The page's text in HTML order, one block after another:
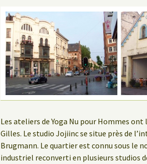
Les ateliers de Yoga Nu pour Hommes ont
Gilles. Le studio Jojiinc se situe près de
Brugmann. Le quartier est connu sous le
industriel reconverti en plusieurs studios